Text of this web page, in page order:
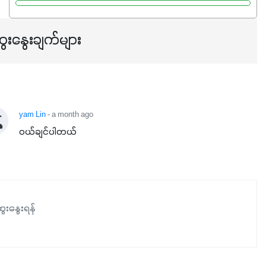
နွေးချက်များ
yam Lin- a month ago
ဝယ်ချင်ပါတယ်
နွေးရန်